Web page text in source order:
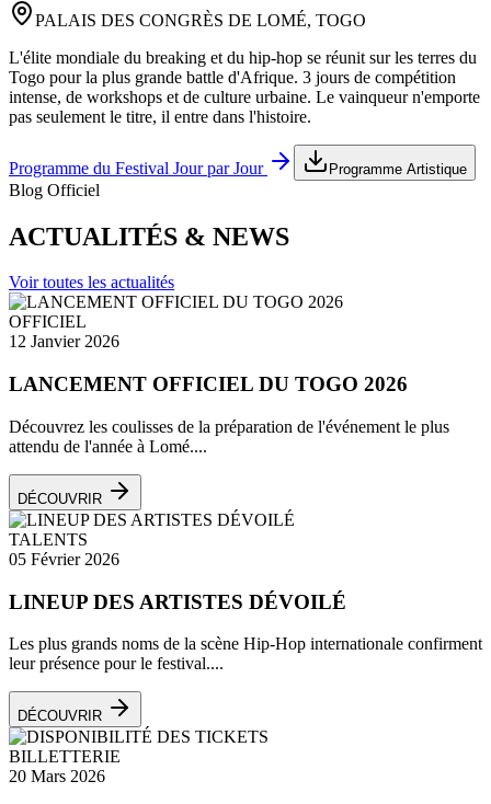
PALAIS DES CONGRÈS DE LOMÉ, TOGO
L'élite mondiale du breaking et du hip-hop se réunit sur les terres du
Togo pour la plus grande battle d'Afrique. 3 jours de compétition
intense, de workshops et de culture urbaine. Le vainqueur n'emporte
pas seulement le titre, il entre dans l'histoire.
Programme du Festival Jour par Jour Programme Artistique
Blog Officiel
ACTUALITÉS & NEWS
Voir toutes les actualités
OFFICIEL
12 Janvier 2026
LANCEMENT OFFICIEL DU TOGO 2026
Découvrez les coulisses de la préparation de l'événement le plus
attendu de l'année à Lomé....
DÉCOUVRIR
TALENTS
05 Février 2026
LINEUP DES ARTISTES DÉVOILÉ
Les plus grands noms de la scène Hip-Hop internationale confirment
leur présence pour le festival....
DÉCOUVRIR
BILLETTERIE
20 Mars 2026